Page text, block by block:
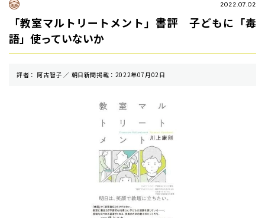
2022.07.02
「教室マルトリートメント」書評 子どもに「毒
語」使っていないか
評者： 阿古智子 ／ 朝⽇新聞掲載：2022年07月02日